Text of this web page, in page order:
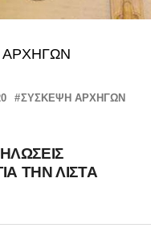
ΑΡΧΗΓΩΝ
ΣΥΣΚΕΨΗ ΑΡΧΗΓΩΝ
ΤΗΝ ΛΙΣΤΑ